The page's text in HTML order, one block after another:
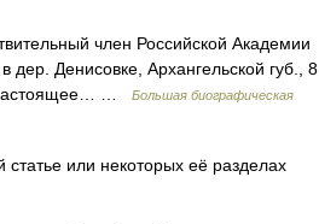
член Российской Академии
дер. Денисовке, Архангельской губ., 8
настоящее… …
Большая биографическая
или некоторых её разделах